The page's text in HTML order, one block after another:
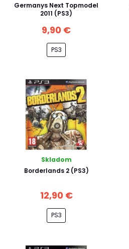
Germanys Next Topmodel
2011 (PS3)
9,90 €
PS3
Skladom
Borderlands 2 (PS3)
12,90 €
PS3